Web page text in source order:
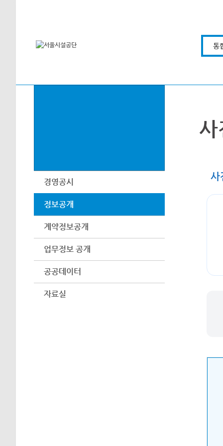
통
경영공시
정보공개
계약정보공개
업무정보 공개
공공데이터
자료실
사
사